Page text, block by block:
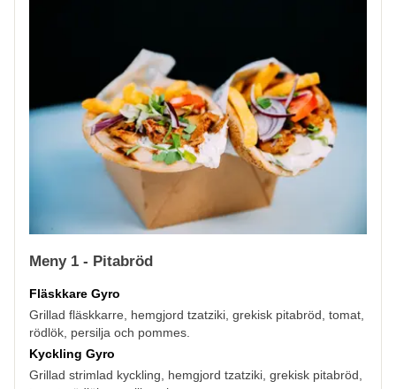
Meny 1 - Pitabröd
Fläskkare Gyro
Grillad fläskkarre, hemgjord tzatziki, grekisk pitabröd, tomat,
rödlök, persilja och pommes.
Kyckling Gyro
Grillad strimlad kyckling, hemgjord tzatziki, grekisk pitabröd,